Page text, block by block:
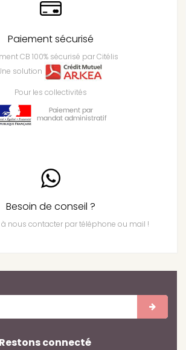
Paiement sécurisé
CB 100% sécurisé par Citélis
solution
Pour les collectivités
Besoin de conseil ?
à nous contacter par téléphone ou mail !
Restons connecté